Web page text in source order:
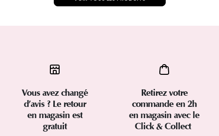
Vous avez changé
d’avis ? Le retour
en magasin est
gratuit
Retirez votre
commande en 2h
en magasin avec le
Click & Collect